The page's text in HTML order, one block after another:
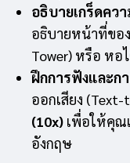
อธิบายเกร็ดคว
อธิบายหน้าที่ขอ
Tower) หรือ หอ
ฝึกการฟังและก
ออกเสียง
(10x) เพื่อให้คุณ
อังกฤษ